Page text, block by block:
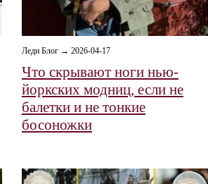
Леди Блог → 2026-04-17
Что скрывают ноги нью-
йоркских модниц, если не
балетки и не тонкие
босоножки